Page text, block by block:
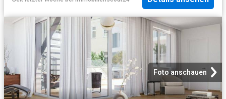
Foto anschauen